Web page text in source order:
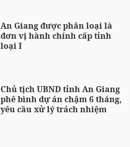
An Giang được phân loại là
đơn vị hành chính cấp tỉnh
loại I
Chủ tịch UBND tỉnh An Giang
phê bình dự án chậm 6 tháng,
yêu cầu xử lý trách nhiệm